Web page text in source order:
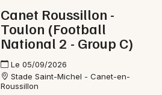
Canet Roussillon -
Toulon (Football
National 2 - Group C)
Le 05/09/2026
Stade Saint-Michel - Canet-en-
Roussillon